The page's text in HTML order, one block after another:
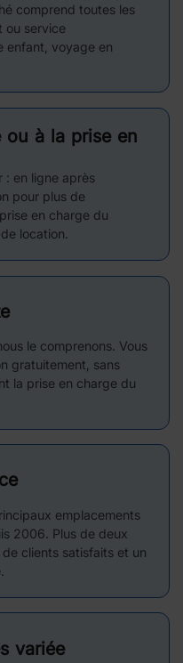
comprend toutes les
ou service
enfant, voyage en
ou à la prise en
: en ligne après
pour plus de
en charge du
location.
le comprenons. Vous
gratuitement, sans
la prise en charge du
emplacements
2006. Plus de deux
clients satisfaits et un
variée